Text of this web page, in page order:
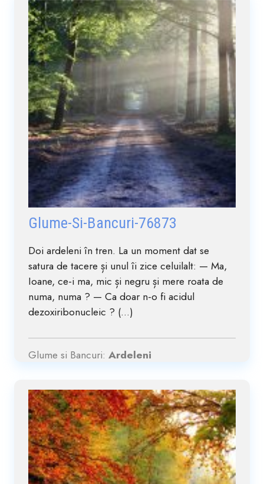
Glume-Si-Bancuri-76873
Doi ardeleni în tren. La un moment dat se
satura de tacere și unul îi zice celuilalt: — Ma,
Ioane, ce-i ma, mic și negru și mere roata de
numa, numa ? — Ca doar n-o fi acidul
dezoxiribonucleic ? (...)
Glume si Bancuri: Ardeleni